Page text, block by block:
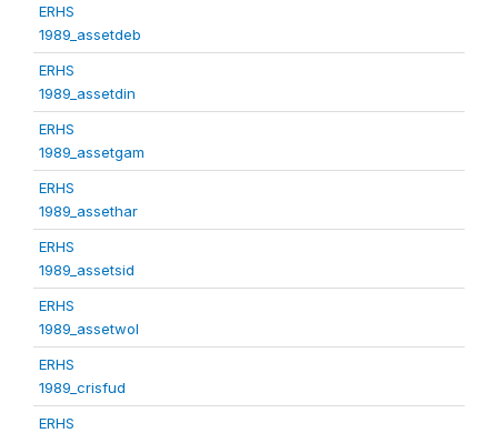
ERHS
1989_assetdeb
ERHS
1989_assetdin
ERHS
1989_assetgam
ERHS
1989_assethar
ERHS
1989_assetsid
ERHS
1989_assetwol
ERHS
1989_crisfud
ERHS